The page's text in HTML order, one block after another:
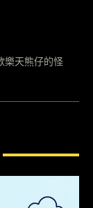
樂天熊仔的怪